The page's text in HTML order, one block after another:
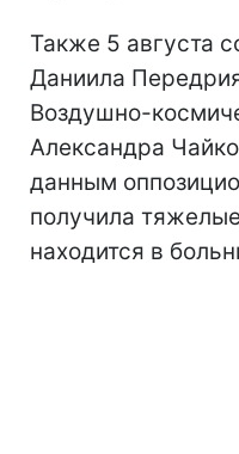
Также 5 августа
Даниила
Воздушно-
Александра
данным
получила
находится в